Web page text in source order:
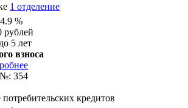
1 отделение
%
рублей
5 лет
взноса
354
кредитов